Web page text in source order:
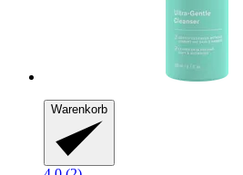
Warenkorb